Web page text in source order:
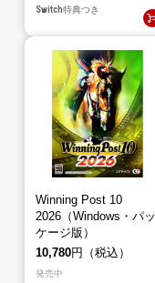
Switch特典つき
Winning Post 10
2026（Windows・パッ
ケージ版）
10,780円（税込）
発売中